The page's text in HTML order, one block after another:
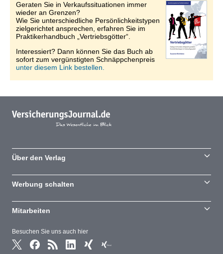
Geraten Sie in Verkaufssituationen immer
wieder an Grenzen?
Wie Sie unterschiedliche Persönlichkeitstypen
zielgerichtet ansprechen, erfahren Sie im
Praktikerhandbuch „Vertriebsgötter“.
Interessiert? Dann können Sie das Buch ab
sofort zum vergünstigten Schnäppchenpreis
unter diesem Link bestellen.
Besuchen Sie uns auch hier
Über den Verlag
Werbung schalten
Mitarbeiten